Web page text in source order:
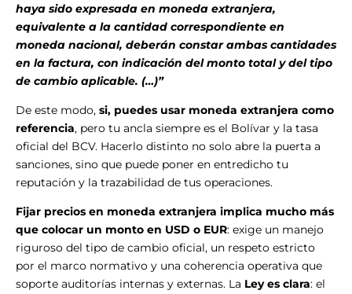
haya sido expresada en moneda extranjera,
equivalente a la cantidad correspondiente en
moneda nacional, deberán constar ambas cantidades
en la factura, con indicación del monto total y del tipo
de cambio aplicable. (…)”
De este modo, si, puedes usar moneda extranjera como
referencia, pero tu ancla siempre es el Bolívar y la tasa
oficial del BCV. Hacerlo distinto no solo abre la puerta a
sanciones, sino que puede poner en entredicho tu
reputación y la trazabilidad de tus operaciones.
Fijar precios en moneda extranjera implica mucho más
que colocar un monto en USD o EUR: exige un manejo
riguroso del tipo de cambio oficial, un respeto estricto
por el marco normativo y una coherencia operativa que
soporte auditorías internas y externas. La Ley es clara: el